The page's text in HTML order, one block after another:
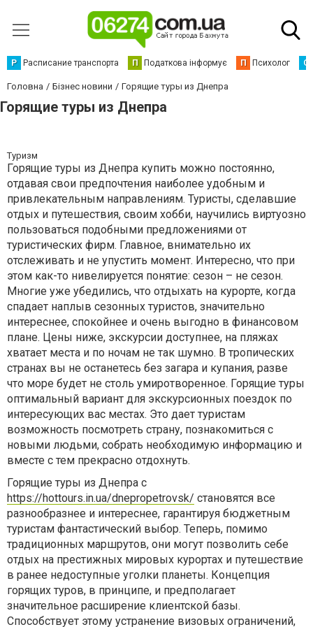
Р Расписание транспорта П Податкова інформує П Психолог С
Головна Бізнес новини Горящие туры из Днепра
Горящие туры из Днепра
Туризм
Горящие туры из Днепра купить можно постоянно,
отдавая свои предпочтения наиболее удобным и
привлекательным направлениям. Туристы, сделавшие
отдых и путешествия, своим хобби, научились виртуозно
пользоваться подобными предложениями от
туристических фирм. Главное, внимательно их
отслеживать и не упустить момент. Интересно, что при
этом как-то нивелируется понятие: сезон – не сезон.
Многие уже убедились, что отдыхать на курорте, когда
спадает наплыв сезонных туристов, значительно
интереснее, спокойнее и очень выгодно в финансовом
плане. Цены ниже, экскурсии доступнее, на пляжах
хватает места и по ночам не так шумно. В тропических
странах вы не останетесь без загара и купания, разве
что море будет не столь умиротворенное. Горящие туры
оптимальный вариант для экскурсионных поездок по
интересующих вас местах. Это дает туристам
возможность посмотреть страну, познакомиться с
новыми людьми, собрать необходимую информацию и
вместе с тем прекрасно отдохнуть.
Горящие туры из Днепра с
https://hottours.in.ua/dnepropetrovsk/ становятся все
разнообразнее и интереснее, гарантируя бюджетным
туристам фантастический выбор. Теперь, помимо
традиционных маршрутов, они могут позволить себе
отдых на престижных мировых курортах и путешествие
в ранее недоступные уголки планеты. Концепция
горящих туров, в принципе, и предполагает
значительное расширение клиентской базы.
Способствует этому устранение визовых ограничений,